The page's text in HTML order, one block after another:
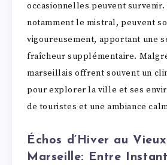
occasionnelles peuvent survenir.
notamment le mistral, peuvent
vigoureusement, apportant une
fraîcheur supplémentaire.
marseillais offrent souvent un
pour explorer la ville et ses
de touristes et une ambiance
Échos d’Hiver au
Marseille: Entre